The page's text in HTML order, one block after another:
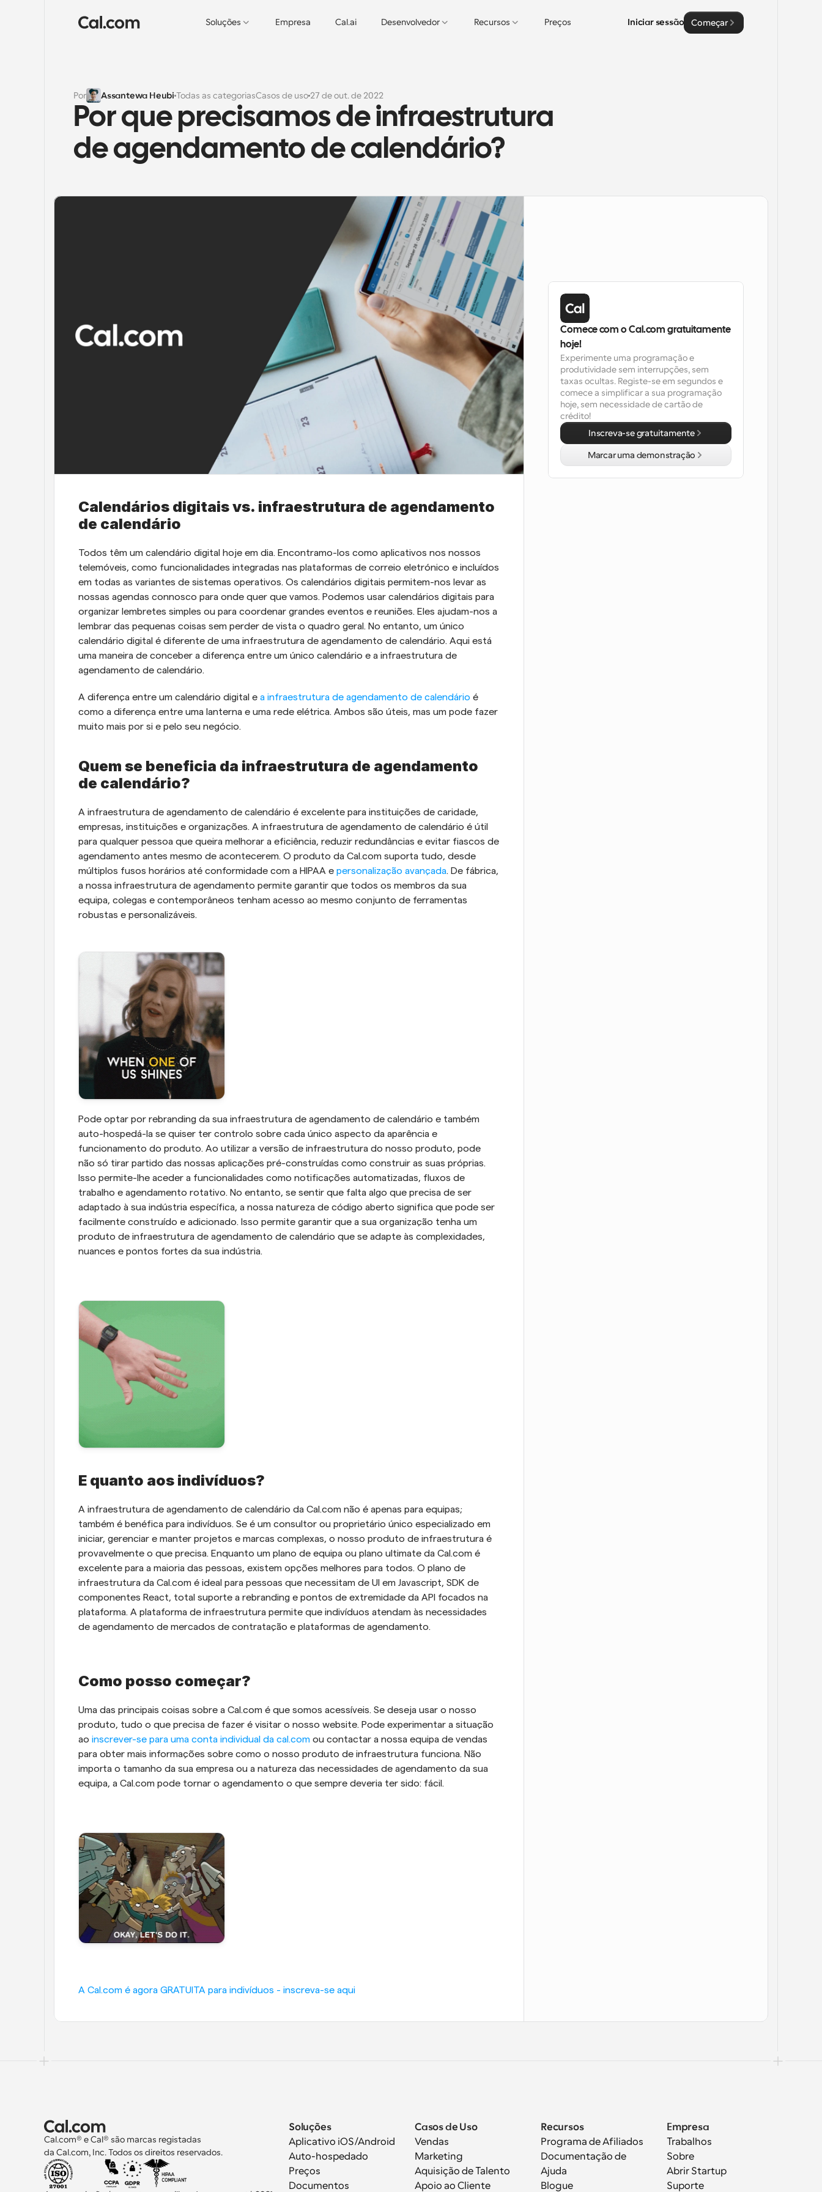
Soluções Empresa Cal.ai Desenvolvedor Recursos Preços Iniciar sessão Começar
Por Assantewa Heubi Todas as categoriasCasos de uso 27 de out. de 2022
Por que precisamos de infraestrutura
de agendamento de calendário?
Calendários digitais vs. infraestrutura de agendamento
de calendário
Todos têm um calendário digital hoje em dia. Encontramo-los como aplicativos nos nossos
telemóveis, como funcionalidades integradas nas plataformas de correio eletrónico e incluídos
em todas as variantes de sistemas operativos. Os calendários digitais permitem-nos levar as
nossas agendas connosco para onde quer que vamos. Podemos usar calendários digitais para
organizar lembretes simples ou para coordenar grandes eventos e reuniões. Eles ajudam-nos a
lembrar das pequenas coisas sem perder de vista o quadro geral. No entanto, um único
calendário digital é diferente de uma infraestrutura de agendamento de calendário. Aqui está
uma maneira de conceber a diferença entre um único calendário e a infraestrutura de
agendamento de calendário.
A diferença entre um calendário digital e a infraestrutura de agendamento de calendário é
como a diferença entre uma lanterna e uma rede elétrica. Ambos são úteis, mas um pode fazer
muito mais por si e pelo seu negócio.
Quem se beneficia da infraestrutura de agendamento
de calendário?
A infraestrutura de agendamento de calendário é excelente para instituições de caridade,
empresas, instituições e organizações. A infraestrutura de agendamento de calendário é útil
para qualquer pessoa que queira melhorar a eficiência, reduzir redundâncias e evitar fiascos de
agendamento antes mesmo de acontecerem. O produto da Cal.com suporta tudo, desde
múltiplos fusos horários até conformidade com a HIPAA e personalização avançada. De fábrica,
a nossa infraestrutura de agendamento permite garantir que todos os membros da sua
equipa, colegas e contemporâneos tenham acesso ao mesmo conjunto de ferramentas
robustas e personalizáveis.
Pode optar por rebranding da sua infraestrutura de agendamento de calendário e também
auto-hospedá-la se quiser ter controlo sobre cada único aspecto da aparência e
funcionamento do produto. Ao utilizar a versão de infraestrutura do nosso produto, pode
não só tirar partido das nossas aplicações pré-construídas como construir as suas próprias.
Isso permite-lhe aceder a funcionalidades como notificações automatizadas, fluxos de
trabalho e agendamento rotativo. No entanto, se sentir que falta algo que precisa de ser
adaptado à sua indústria específica, a nossa natureza de código aberto significa que pode ser
facilmente construído e adicionado. Isso permite garantir que a sua organização tenha um
produto de infraestrutura de agendamento de calendário que se adapte às complexidades,
nuances e pontos fortes da sua indústria.
E quanto aos indivíduos?
A infraestrutura de agendamento de calendário da Cal.com não é apenas para equipas;
também é benéfica para indivíduos. Se é um consultor ou proprietário único especializado em
iniciar, gerenciar e manter projetos e marcas complexas, o nosso produto de infraestrutura é
provavelmente o que precisa. Enquanto um plano de equipa ou plano ultimate da Cal.com é
excelente para a maioria das pessoas, existem opções melhores para todos. O plano de
infraestrutura da Cal.com é ideal para pessoas que necessitam de UI em Javascript, SDK de
componentes React, total suporte a rebranding e pontos de extremidade da API focados na
plataforma. A plataforma de infraestrutura permite que indivíduos atendam às necessidades
de agendamento de mercados de contratação e plataformas de agendamento.
Como posso começar?
Uma das principais coisas sobre a Cal.com é que somos acessíveis. Se deseja usar o nosso
produto, tudo o que precisa de fazer é visitar o nosso website. Pode experimentar a situação
ao inscrever-se para uma conta individual da cal.com ou contactar a nossa equipa de vendas
para obter mais informações sobre como o nosso produto de infraestrutura funciona. Não
importa o tamanho da sua empresa ou a natureza das necessidades de agendamento da sua
equipa, a Cal.com pode tornar o agendamento o que sempre deveria ter sido: fácil.
A Cal.com é agora GRATUITA para indivíduos - inscreva-se aqui
Comece com o Cal.com gratuitamente
hoje!
Experimente uma programação e
produtividade sem interrupções, sem
taxas ocultas. Registe-se em segundos e
comece a simplificar a sua programação
hoje, sem necessidade de cartão de
crédito!
Inscreva-se gratuitamente
Marcar uma demonstração
Cal.com® e Cal® são marcas registadas
da Cal.com, Inc. Todos os direitos reservados.
Soluções
Aplicativo iOS/Android
Auto-hospedado
Preços
Documentos
Casos de Uso
Vendas
Marketing
Aquisição de Talento
Apoio ao Cliente
Recursos
Programa de Afiliados
Documentação de
Ajuda
Blogue
Empresa
Trabalhos
Sobre
Abrir Startup
Suporte